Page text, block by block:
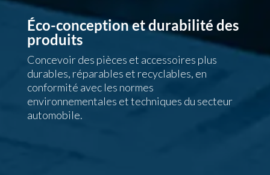
Éco-conception et durabilité des
produits
Concevoir des pièces et accessoires plus
durables, réparables et recyclables, en
conformité avec les normes
environnementales et techniques du secteur
automobile.